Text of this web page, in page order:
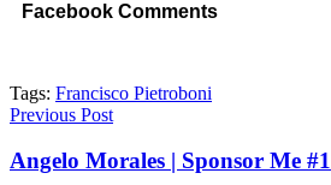
Facebook Comments
Tags: Francisco Pietroboni
Previous Post
Angelo Morales | Sponsor Me #1